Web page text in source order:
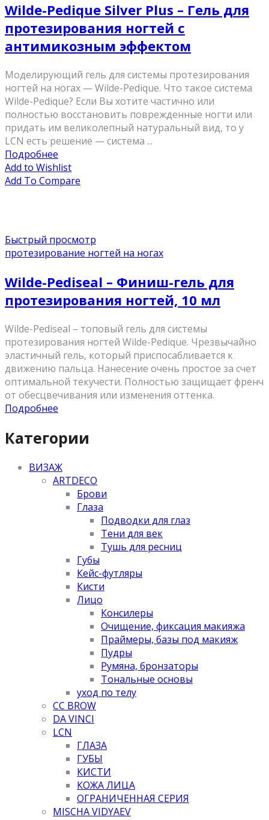
Wilde-Pedique Silver Plus – Гель для
протезирования ногтей с
антимикозным эффектом
Моделирующий гель для системы протезирования
ногтей на ногах — Wilde-Pedique. Что такое система
Wilde-Pedique? Если Вы хотите частично или
полностью восстановить поврежденные ногти или
придать им великолепный натуральный вид, то у
LCN есть решение — система ...
Подробнее
Add to Wishlist
Add To Compare
Быстрый просмотр
протезирование ногтей на ногах
Wilde-Pediseal – Финиш-гель для
протезирования ногтей, 10 мл
Wilde-Pediseal – топовый гель для системы
протезирования ногтей Wilde-Pedique. Чрезвычайно
эластичный гель, который приспосабливается к
движению пальца. Нанесение очень простое за счет
оптимальной текучести. Полностью защищает френч
от обесцвечивания или изменения оттенка.
Подробнее
Категории
ВИЗАЖ
ARTDECO
Брови
Глаза
Подводки для глаз
Тени для век
Тушь для ресниц
Губы
Кейс-футляры
Кисти
Лицо
Консилеры
Очищение, фиксация макияжа
Праймеры, базы под макияж
Пудры
Румяна, бронзаторы
Тональные основы
уход по телу
CC BROW
DA VINCI
LCN
ГЛАЗА
ГУБЫ
КИСТИ
КОЖА ЛИЦА
ОГРАНИЧЕННАЯ СЕРИЯ
MISCHA VIDYAEV